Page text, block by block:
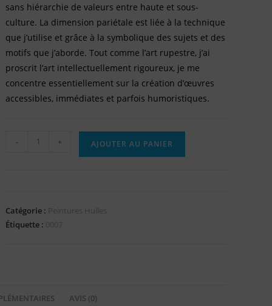
sans hiérarchie de valeurs entre haute et sous-
culture. La dimension pariétale est liée à la technique
que j’utilise et grâce à la symbolique des sujets et des
motifs que j’aborde. Tout comme l’art rupestre, j’ai
proscrit l’art intellectuellement rigoureux, je me
concentre essentiellement sur la création d’œuvres
accessibles, immédiates et parfois humoristiques.
- + AJOUTER AU PANIER
Catégorie : Peintures Huiles
Étiquette : 0007
AVIS (0)